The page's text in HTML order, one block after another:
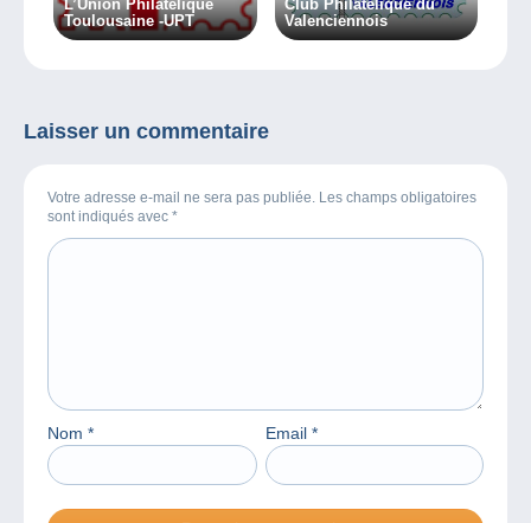
L’Union Philatélique
Toulousaine -UPT
Club Philatélique du
Valenciennois
Laisser un commentaire
Votre adresse e-mail ne sera pas publiée. Les champs obligatoires
sont indiqués avec *
Nom * Email *